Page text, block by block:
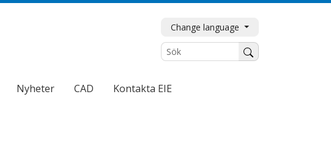
Sök
Change language
Nyheter CAD Kontakta EIE